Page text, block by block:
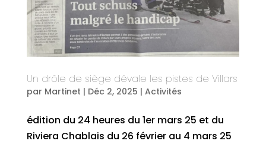
Un drôle de siège dévale les pistes de Villars
par Martinet | Déc 2, 2025 | Activités
édition du 24 heures du 1er mars 25 et du
Riviera Chablais du 26 février au 4 mars 25